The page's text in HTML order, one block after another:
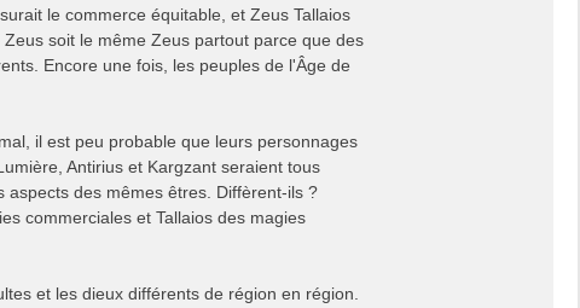
le commerce équitable, et Zeus Tallaios
soit le même Zeus partout parce que des
Encore une fois, les peuples de l'Âge de
il est peu probable que leurs personnages
Antirius et Kargzant seraient tous
des mêmes êtres. Diffèrent-ils ?
commerciales et Tallaios des magies
et les dieux différents de région en région.